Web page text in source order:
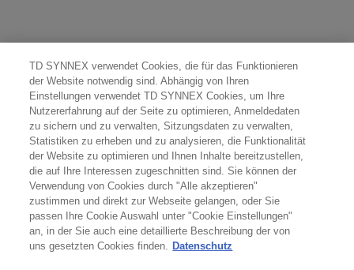
TD SYNNEX verwendet Cookies, die für das Funktionieren
der Website notwendig sind. Abhängig von Ihren
Einstellungen verwendet TD SYNNEX Cookies, um Ihre
Nutzererfahrung auf der Seite zu optimieren, Anmeldedaten
zu sichern und zu verwalten, Sitzungsdaten zu verwalten,
Statistiken zu erheben und zu analysieren, die Funktionalität
der Website zu optimieren und Ihnen Inhalte bereitzustellen,
die auf Ihre Interessen zugeschnitten sind. Sie können der
Verwendung von Cookies durch "Alle akzeptieren"
zustimmen und direkt zur Webseite gelangen, oder Sie
passen Ihre Cookie Auswahl unter "Cookie Einstellungen"
an, in der Sie auch eine detaillierte Beschreibung der von
uns gesetzten Cookies finden. Datenschutz